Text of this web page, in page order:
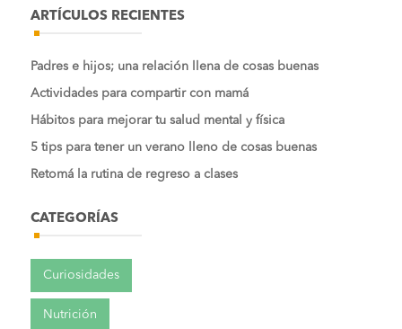
ARTÍCULOS RECIENTES
Padres e hijos; una relación llena de cosas buenas
Actividades para compartir con mamá
Hábitos para mejorar tu salud mental y física
5 tips para tener un verano lleno de cosas buenas
Retomá la rutina de regreso a clases
CATEGORÍAS
Curiosidades
Nutrición